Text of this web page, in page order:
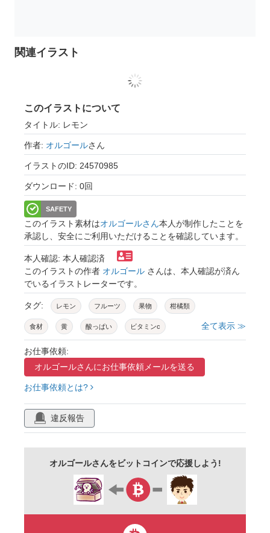
関連イラスト
このイラストについて
タイトル: レモン
作者: オルゴールさん
イラストのID: 24570985
ダウンロード: 0回
SAFETY
このイラスト素材はオルゴールさん本人が制作したことを
承認し、安全にご利用いただけることを確認しています。
本人確認: 本人確認済
このイラストの作者 オルゴール さんは、本人確認が済ん
でいるイラストレーターです。
タグ: レモン フルーツ 果物 柑橘類
食材 黄 酸っぱい ビタミンc
素材 イラスト
全て表示 ≫
お仕事依頼:
オルゴールさんにお仕事依頼メールを送る
お仕事依頼とは?
違反報告
オルゴールさんをビットコインで応援しよう!